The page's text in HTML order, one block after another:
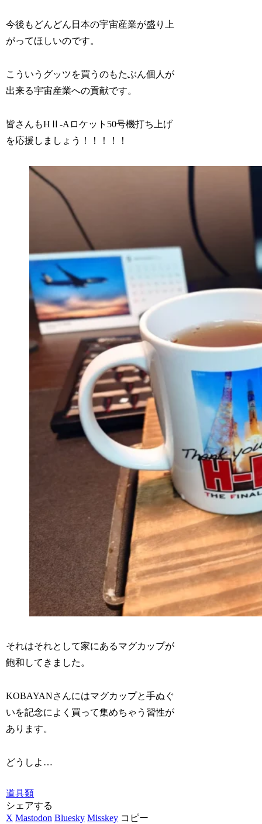
今後もどんどん日本の宇宙産業が盛り上
がってほしいのです。
こういうグッツを買うのもたぶん個人が
出来る宇宙産業への貢献です。
皆さんもHⅡ-Aロケット50号機打ち上げ
を応援しましょう！！！！！
それはそれとして家にあるマグカップが
飽和してきました。
KOBAYANさんにはマグカップと手ぬぐ
いを記念によく買って集めちゃう習性が
あります。
どうしよ…
道具類
シェアする
X Mastodon Bluesky Misskey コピー